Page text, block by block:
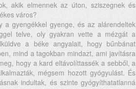
akik elmennek az úton, sziszegnek és
város?
a gyengékkel gyenge, és az alárendeltek
telve, oly gyakran vette a mézgát a
a béke angyalait, hogy bűnbánat
mind a tagokban mindazt, ami javításra
hogy a kard eltávolíttassék a sebből, a
mégsem hozott gyógyulást. És
indultak, és szinte gyógyíthatatlanná